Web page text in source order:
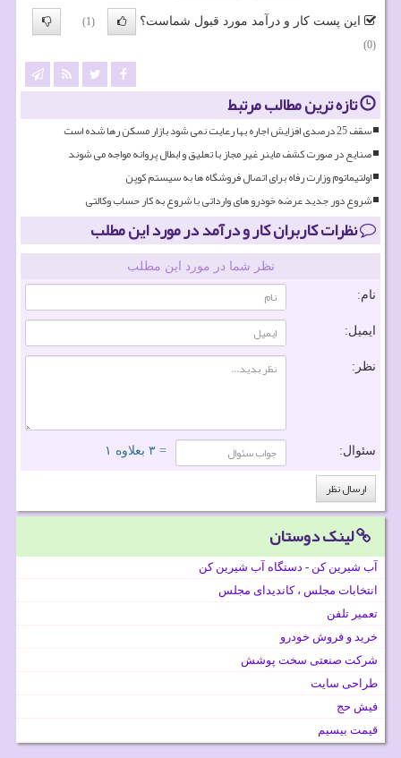
این پست کار و درآمد مورد قبول شماست؟
(1)
(0)
تازه ترین مطالب مرتبط
سقف 25 درصدی افزایش اجاره بها رعایت نمی شود بازار مسکن رها شده است
صنایع در صورت کشف ماینر غیر مجاز با تعلیق و ابطال پروانه مواجه می شوند
اولتیماتوم وزارت رفاه برای اتصال فروشگاه ها به سیستم کوپن
شروع دور جدید عرضه خودرو های وارداتی با شروع به کار حساب وکالتی
نظرات کاربران کار و درآمد در مورد این مطلب
نظر شما در مورد این مطلب
نام:
ایمیل:
نظر:
سئوال: = ۳ بعلاوه ۱
لینک دوستان
آب شیرین کن - دستگاه آب شیرین کن
انتخابات مجلس ، کاندیدای مجلس
تعمیر تلفن
خرید و فروش خودرو
شرکت صنعتی سخت پوشش
طراحی سایت
فیش حج
قیمت بیسیم